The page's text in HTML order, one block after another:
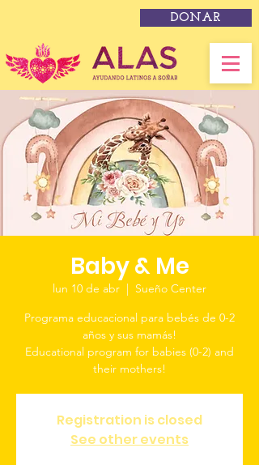
DONAR
Baby & Me
lun 10 de abr
  |
Sueño Center
Programa educacional para bebés de 0-2
años y sus mamás!
Educational program for babies (0-2) and
Registration is closed
See other events